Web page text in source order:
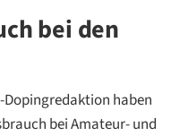
bei den
Dopingredaktion haben
bei Amateur- und